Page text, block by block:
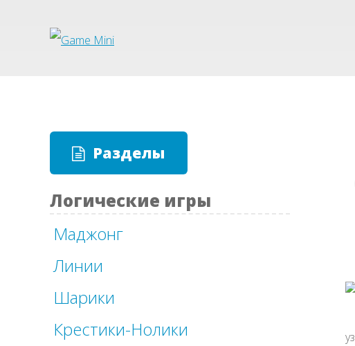
Разделы
Логические игры
Маджонг
Линии
Шарики
Крестики-Нолики